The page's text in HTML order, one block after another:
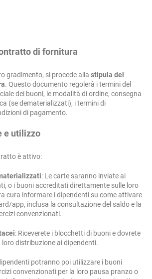
di fornitura
gradimento, si procede alla stipula del
. Questo documento regolerà i termini del
dei buoni, le modalità di ordine, consegna
(se dematerializzati), i termini di
di pagamento.
e utilizzo
è attivo:
: Le carte saranno inviate ai
o i buoni accreditati direttamente sulle loro
cura informare i dipendenti su come attivare
app, inclusa la consultazione del saldo e la
convenzionati.
: Riceverete i blocchetti di buoni e dovrete
loro distribuzione ai dipendenti.
potranno poi utilizzare i buoni
convenzionati per la loro pausa pranzo o